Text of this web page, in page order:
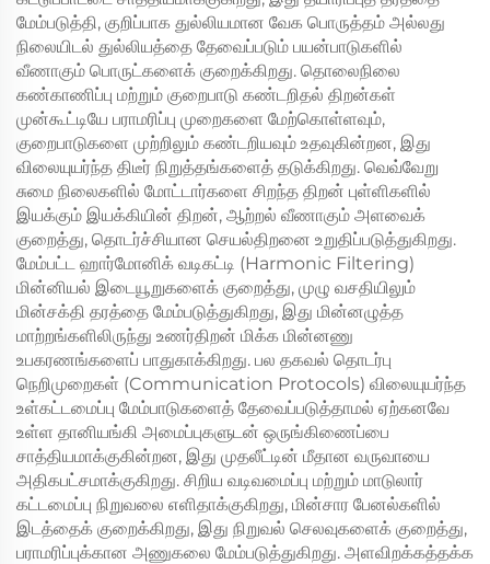
மேம்படுத்தி, குறிப்பாக துல்லியமான வேக பொருத்தம் அல்லது
நிலையிடல் துல்லியத்தை தேவைப்படும் பயன்பாடுகளில்
வீணாகும் பொருட்களைக் குறைக்கிறது. தொலைநிலை
கண்காணிப்பு மற்றும் குறைபாடு கண்டறிதல் திறன்கள்
முன்கூட்டியே பராமரிப்பு முறைகளை மேற்கொள்ளவும்,
குறைபாடுகளை முற்றிலும் கண்டறியவும் உதவுகின்றன, இது
விலையுயர்ந்த திடீர் நிறுத்தங்களைத் தடுக்கிறது. வெவ்வேறு
சுமை நிலைகளில் மோட்டார்களை சிறந்த திறன் புள்ளிகளில்
இயக்கும் இயக்கியின் திறன், ஆற்றல் வீணாகும் அளவைக்
குறைத்து, தொடர்ச்சியான செயல்திறனை உறுதிப்படுத்துகிறது.
மேம்பட்ட ஹார்மோனிக் வடிகட்டி (Harmonic Filtering)
மின்னியல் இடையூறுகளைக் குறைத்து, முழு வசதியிலும்
மின்சக்தி தரத்தை மேம்படுத்துகிறது, இது மின்னழுத்த
மாற்றங்களிலிருந்து உணர்திறன் மிக்க மின்னணு
உபகரணங்களைப் பாதுகாக்கிறது. பல தகவல் தொடர்பு
நெறிமுறைகள் (Communication Protocols) விலையுயர்ந்த
உள்கட்டமைப்பு மேம்பாடுகளைத் தேவைப்படுத்தாமல் ஏற்கனவே
உள்ள தானியங்கி அமைப்புகளுடன் ஒருங்கிணைப்பை
சாத்தியமாக்குகின்றன, இது முதலீட்டின் மீதான வருவாயை
அதிகபட்சமாக்குகிறது. சிறிய வடிவமைப்பு மற்றும் மாடுலார்
கட்டமைப்பு நிறுவலை எளிதாக்குகிறது, மின்சார பேனல்களில்
இடத்தைக் குறைக்கிறது, இது நிறுவல் செலவுகளைக் குறைத்து,
பராமரிப்புக்கான அணுகலை மேம்படுத்துகிறது. அளவிறக்கத்தக்க